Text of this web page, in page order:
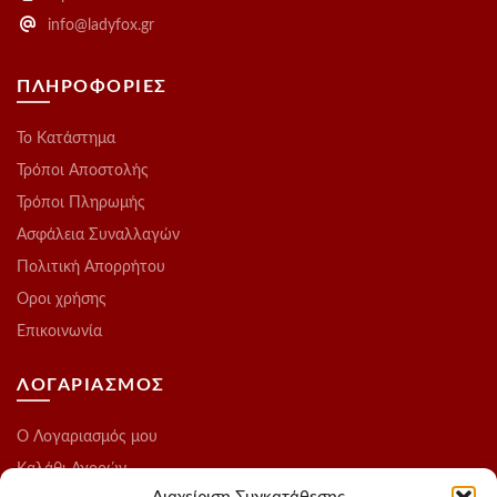
info@ladyfox.gr
ΠΛΗΡΟΦΟΡΙΕΣ
Το Kατάστημα
Τρόποι Αποστολής
Τρόποι Πληρωμής
Ασφάλεια Συναλλαγών
Πολιτική Απορρήτου
Οροι χρήσης
Επικοινωνία
ΛΟΓΑΡΙΑΣΜΟΣ
O Λογαριασμός μου
Καλάθι Αγορών